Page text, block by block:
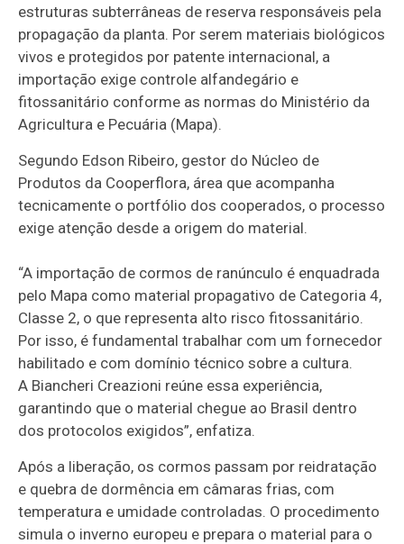
estruturas subterrâneas de reserva responsáveis pela
propagação da planta. Por serem materiais biológicos
vivos e protegidos por patente internacional, a
importação exige controle alfandegário e
fitossanitário conforme as normas do Ministério da
Agricultura e Pecuária (Mapa).
Segundo Edson Ribeiro, gestor do Núcleo de
Produtos da Cooperflora, área que acompanha
tecnicamente o portfólio dos cooperados, o processo
exige atenção desde a origem do material.
“A importação de cormos de ranúnculo é enquadrada
pelo Mapa como material propagativo de Categoria 4,
Classe 2, o que representa alto risco fitossanitário.
Por isso, é fundamental trabalhar com um fornecedor
habilitado e com domínio técnico sobre a cultura.
A Biancheri Creazioni reúne essa experiência,
garantindo que o material chegue ao Brasil dentro
dos protocolos exigidos”, enfatiza.
Após a liberação, os cormos passam por reidratação
e quebra de dormência em câmaras frias, com
temperatura e umidade controladas. O procedimento
simula o inverno europeu e prepara o material para o